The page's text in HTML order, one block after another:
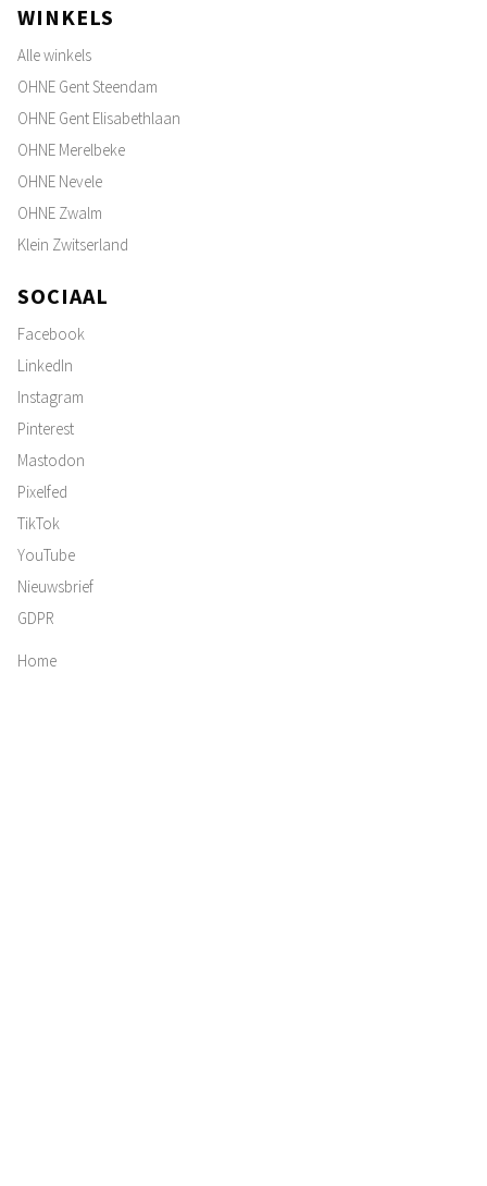
WINKELS
Alle winkels
OHNE Gent Steendam
OHNE Gent Elisabethlaan
OHNE Merelbeke
OHNE Nevele
OHNE Zwalm
Klein Zwitserland
SOCIAAL
Facebook
LinkedIn
Instagram
Pinterest
Mastodon
Pixelfed
TikTok
YouTube
Nieuwsbrief
GDPR
Home